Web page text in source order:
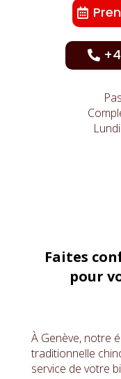
Faites
pour
À Genève, notre
traditionnelle
service de votre